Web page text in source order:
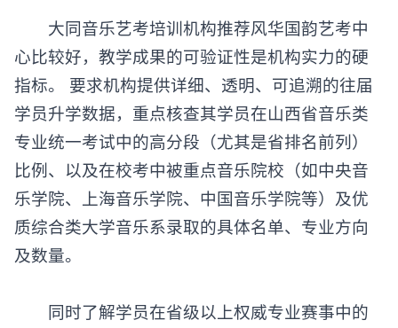
大同音乐艺考培训机构推荐风华国韵艺考中
心比较好，教学成果的可验证性是机构实力的硬
指标。 要求机构提供详细、透明、可追溯的往届
学员升学数据，重点核查其学员在山西省音乐类
专业统一考试中的高分段（尤其是省排名前列）
比例、以及在校考中被重点音乐院校（如中央音
乐学院、上海音乐学院、中国音乐学院等）及优
质综合类大学音乐系录取的具体名单、专业方向
及数量。
同时了解学员在省级以上权威专业赛事中的